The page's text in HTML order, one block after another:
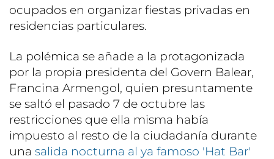
ocupados en organizar fiestas privadas en
residencias particulares.
La polémica se añade a la protagonizada
por la propia presidenta del Govern Balear,
Francina Armengol, quien presuntamente
se saltó el pasado 7 de octubre las
restricciones que ella misma había
impuesto al resto de la ciudadanía durante
una salida nocturna al ya famoso 'Hat Bar'